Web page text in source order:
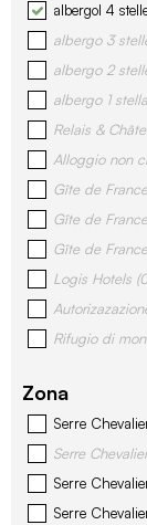
albergol 4
albergo 3
albergo 2
albergo 1 stella
Relais &
Alloggio non
Gîte de
Gîte de
Gîte de
Logis Hotels (
Rifugio di
Zona
Serre
Serre
Serre
Serre